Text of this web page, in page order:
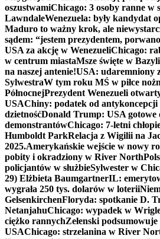
oszustwamiChicago: 3 osoby ranne w
LawndaleWenezuela: były kandydat
Maduro to ważny krok, ale
sądem: “jestem prezydentem,
USA za akcję w WenezueliChicago:
w centrum miastaMsze święte w
na naszej antenie!USA: udaremniony
SylwestraW tym roku MŚ w piłce
PółnocnejPrezydent Wenezueli
USAChiny: podatek od antykoncepcji
dzietnośćDonald Trump: USA gotowe
demonstrantówChicago: 7-letni
Humboldt ParkRelacja z Wigilii na
2025.Amerykańskie wejście w nowy
pobity i okradziony w River North
policjantów w służbieSylwester w
29) Elżbieta BaumgartnerIL:
wygrała 250 tys. dolarów w loterii
GelsenkirchenFloryda: spotkanie D.
NetanjahuChicago: wypadek w
ciężko rannychZełenski
USAChicago: strzelanina w River